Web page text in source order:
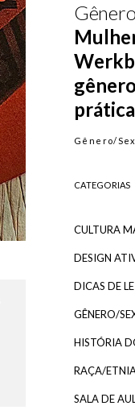
Gênero/
CATEGORIAS
CULTURA
DESIGN
DICAS DE
GÊNERO/
HISTÓRIA
RAÇA/
SALA DE